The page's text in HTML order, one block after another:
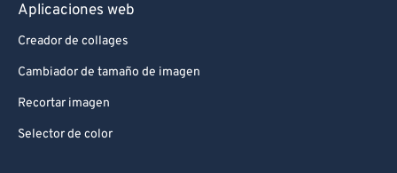
Aplicaciones web
Creador de collages
Cambiador de tamaño de imagen
Recortar imagen
Selector de color